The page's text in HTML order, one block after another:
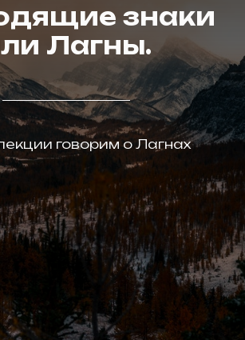
знаки
Лагны.
говорим о Лагнах